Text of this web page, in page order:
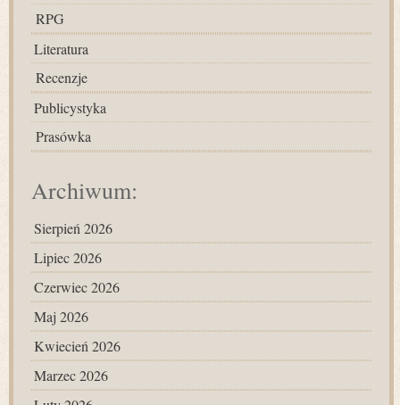
RPG
Literatura
Recenzje
Publicystyka
Prasówka
Archiwum:
Sierpień 2026
Lipiec 2026
Czerwiec 2026
Maj 2026
Kwiecień 2026
Marzec 2026